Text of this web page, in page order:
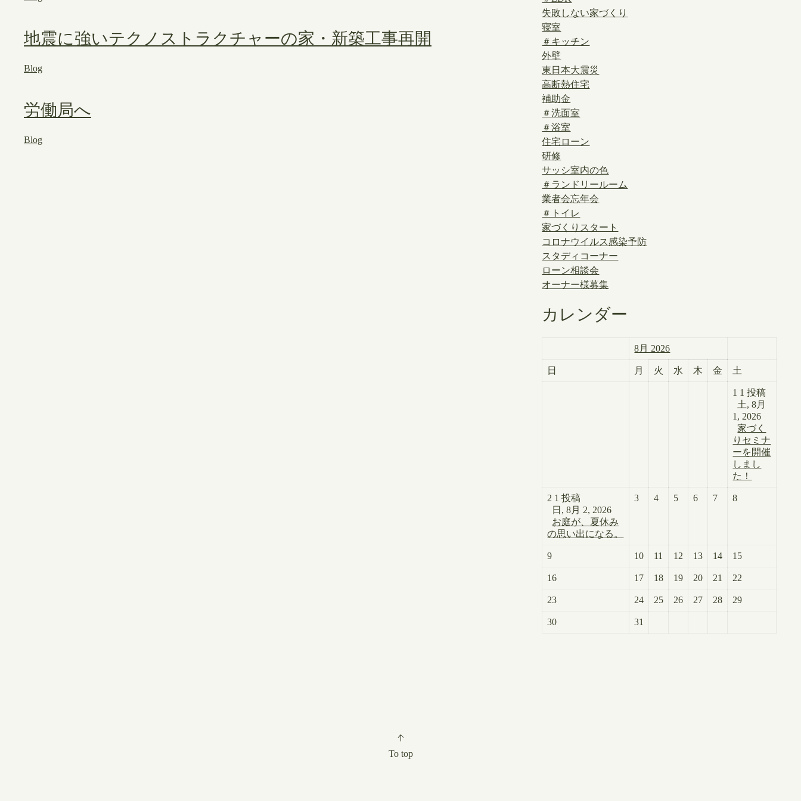
地震に強いテクノストラクチャーの家・新築工事再開
Blog
労働局へ
Blog
失敗しない家づくり
寝室
＃キッチン
外壁
東日本大震災
高断熱住宅
補助金
＃洗面室
＃浴室
住宅ローン
研修
サッシ室内の色
＃ランドリールーム
業者会忘年会
＃トイレ
家づくりスタート
コロナウイルス感染予防
スタディコーナー
ローン相談会
オーナー様募集
カレンダー
8月 2026
日 月 火 水 木 金 土
1 1 投稿
土, 8月
1, 2026
家づく
りセミナ
ーを開催
しまし
た！
2 1 投稿
日, 8月 2, 2026
お庭が、夏休み
の思い出になる。
3 4 5 6 7 8
9 10 11 12 13 14 15
16 17 18 19 20 21 22
23 24 25 26 27 28 29
30 31
To top